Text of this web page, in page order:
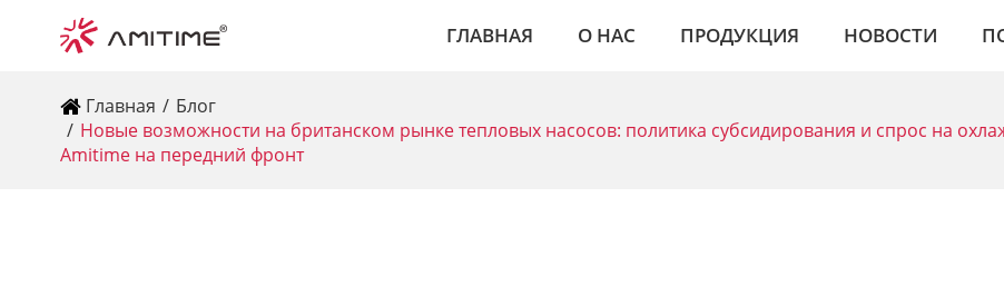
ГЛАВНАЯ О НАС ПРОДУКЦИЯ НОВОСТИ
Главная
Блог
Новые возможности на британском рынке тепловых насосов: политика субсидирования и спрос на
Amitime на передний фронт